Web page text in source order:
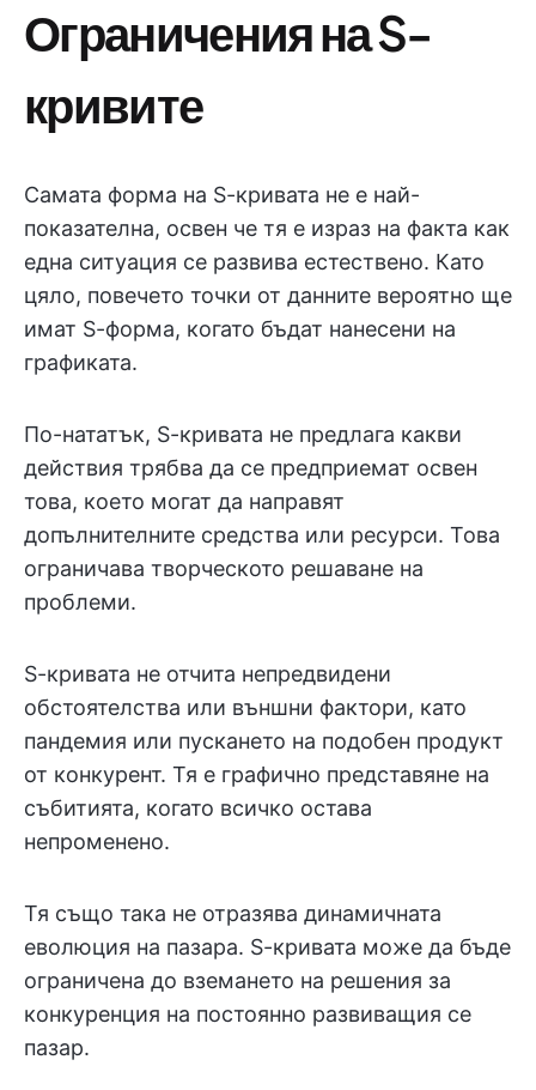
Ограничения на S-
кривите
Самата форма на S-кривата не е най-
показателна, освен че тя е израз на факта как
една ситуация се развива естествено. Като
цяло, повечето точки от данните вероятно ще
имат S-форма, когато бъдат нанесени на
графиката.
По-нататък, S-кривата не предлага какви
действия трябва да се предприемат освен
това, което могат да направят
допълнителните средства или ресурси. Това
ограничава творческото решаване на
проблеми.
S-кривата не отчита непредвидени
обстоятелства или външни фактори, като
пандемия или пускането на подобен продукт
от конкурент. Тя е графично представяне на
събитията, когато всичко остава
непроменено.
Тя също така не отразява динамичната
еволюция на пазара. S-кривата може да бъде
ограничена до вземането на решения за
конкуренция на постоянно развиващия се
пазар.